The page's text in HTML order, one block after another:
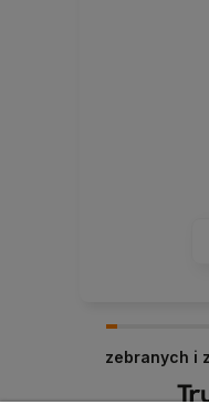
zebranych i